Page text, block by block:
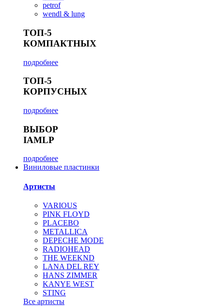
petrof
wendl & lung
ТОП-5
КОМПАКТНЫХ
подробнее
ТОП-5
КОРПУСНЫХ
подробнее
ВЫБОР
IAMLP
подробнее
Виниловые пластинки
Артисты
VARIOUS
PINK FLOYD
PLACEBO
METALLICA
DEPECHE MODE
RADIOHEAD
THE WEEKND
LANA DEL REY
HANS ZIMMER
KANYE WEST
STING
Все артисты